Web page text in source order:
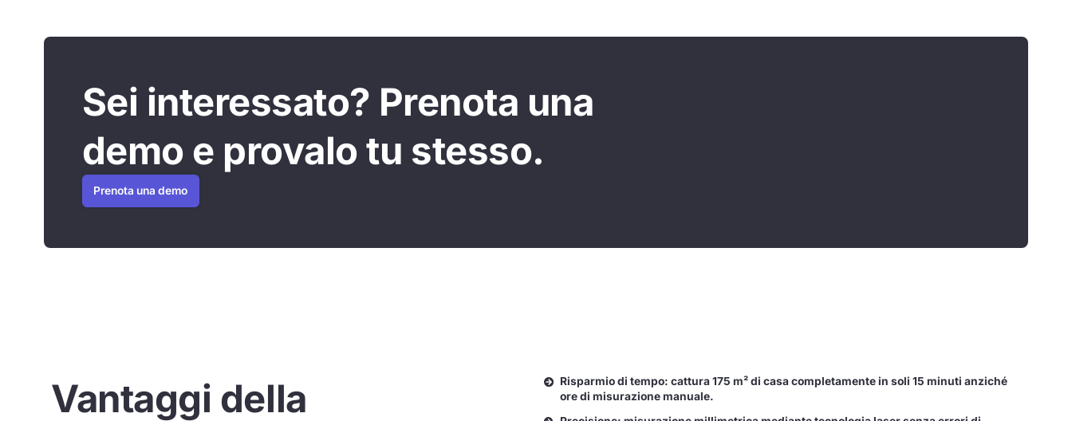
Sei interessato? Prenota una
demo e provalo tu stesso.
Prenota una demo
Vantaggi della
Risparmio di tempo: cattura 175 m² di casa completamente in soli 15 minuti anziché
ore di misurazione manuale.